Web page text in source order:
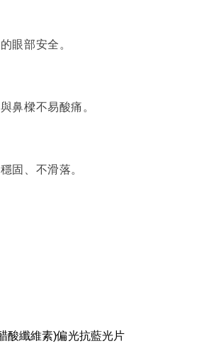
眼部安全。
鼻樑不易酸痛。
固、不滑落。
酸纖維素)偏光抗藍光片